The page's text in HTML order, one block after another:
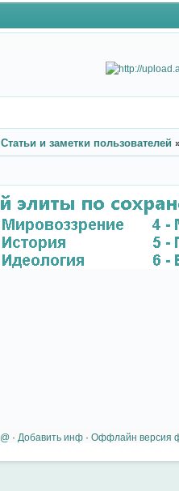
Статьи и заметки пользователей
@ · Добавить инф · Оффлайн версия